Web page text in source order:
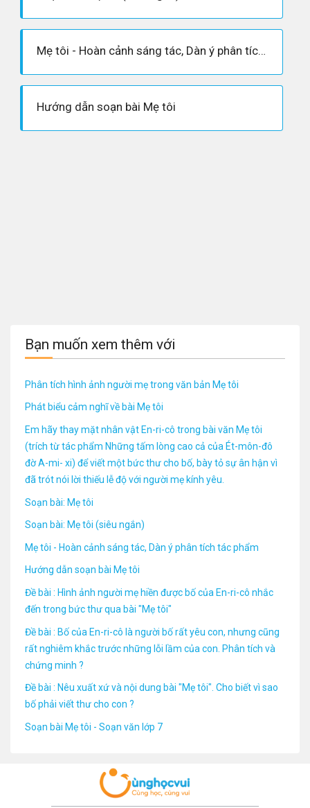
Mẹ tôi - Hoàn cảnh sáng tác, Dàn ý phân tích tác phẩm
Hướng dẫn soạn bài Mẹ tôi
Bạn muốn xem thêm với
Phân tích hình ảnh người mẹ trong văn bản Mẹ tôi
Phát biểu cảm nghĩ về bài Mẹ tôi
Em hãy thay mặt nhân vật En-ri-cô trong bài văn Mẹ tôi
(trích từ tác phẩm Những tấm lòng cao cả của Ét-môn-đô
đờ A-mi- xi) để viết một bức thư cho bố, bày tỏ sự ân hận vì
đã trót nói lời thiếu lễ độ với người mẹ kính yêu.
Soạn bài: Mẹ tôi
Soạn bài: Mẹ tôi (siêu ngắn)
Mẹ tôi - Hoàn cảnh sáng tác, Dàn ý phân tích tác phẩm
Hướng dẫn soạn bài Mẹ tôi
Đề bài : Hình ảnh người mẹ hiền được bố của En-ri-cô nhắc
đến trong bức thư qua bài "Mẹ tôi"
Đề bài : Bố của En-ri-cô là người bố rất yêu con, nhưng cũng
rất nghiêm khắc trước những lỗi lầm của con. Phân tích và
chứng minh ?
Đề bài : Nêu xuất xứ và nội dung bài "Mẹ tôi". Cho biết vì sao
bố phải viết thư cho con ?
Soạn bài Mẹ tôi - Soạn văn lớp 7